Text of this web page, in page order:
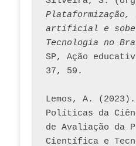
artificial e
Tecnologia no
SP, Ação
37, 59.
Lemos, A.
Políticas da
de Avaliação da
Científica e